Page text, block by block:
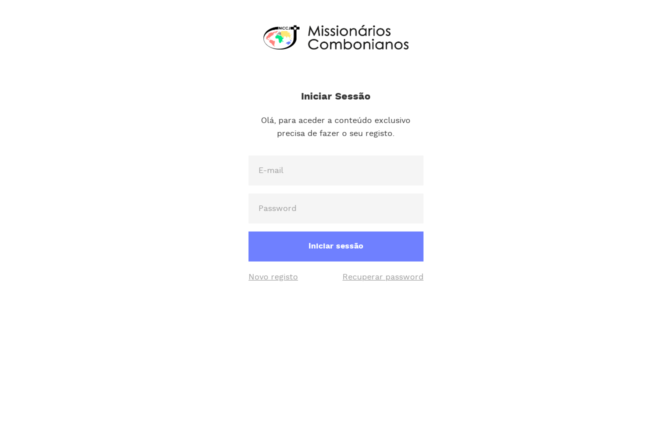
Iniciar Sessão
Olá, para aceder a conteúdo exclusivo
precisa de fazer o seu registo.
Iniciar sessão
Novo registo Recuperar password